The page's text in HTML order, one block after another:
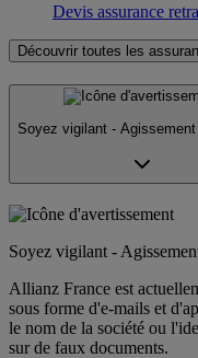
Devis assurance
Découvrir toutes les
Soyez vigilant -
Soyez vigilant -
Allianz France est
sous forme d'e-mails et
le nom de la société ou
sur de faux documents.